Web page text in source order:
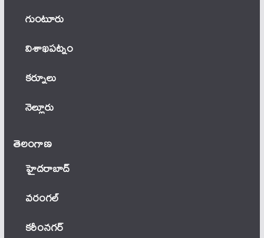
గుంటూరు
విశాఖపట్నం
కర్నూలు
నెల్లూరు
తెలంగాణ‌
హైదరాబాద్
వ‌రంగ‌ల్
కరీంనగర్